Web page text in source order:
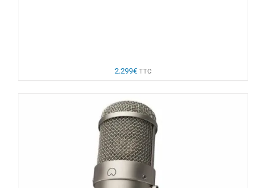
2.299€ TTC